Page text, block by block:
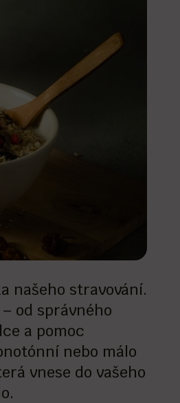
našeho stravování.
od správného
a pomoc
nebo málo
vnese do vašeho